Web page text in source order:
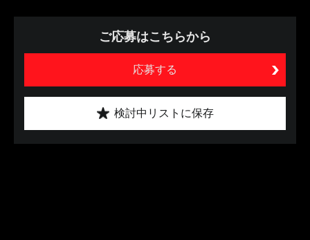
ご応募はこちらから
応募する
検討中リストに保存